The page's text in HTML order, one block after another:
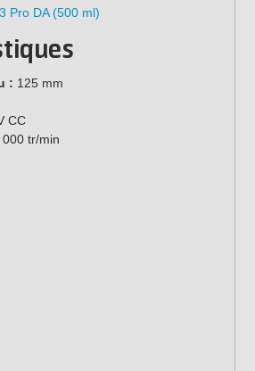
Pro DA (500 ml)
: 125 mm
CC
tr/min